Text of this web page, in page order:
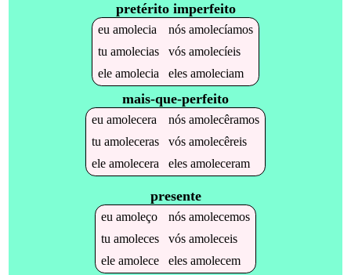
pretérito imperfeito
eu amolecia nós amolecíamos
tu amolecias vós amolecíeis
ele amolecia eles amoleciam
mais-que-perfeito
eu amolecera nós amolecêramos
tu amoleceras vós amolecêreis
ele amolecera eles amoleceram
presente
eu amoleço nós amolecemos
tu amoleces vós amoleceis
ele amolece eles amolecem